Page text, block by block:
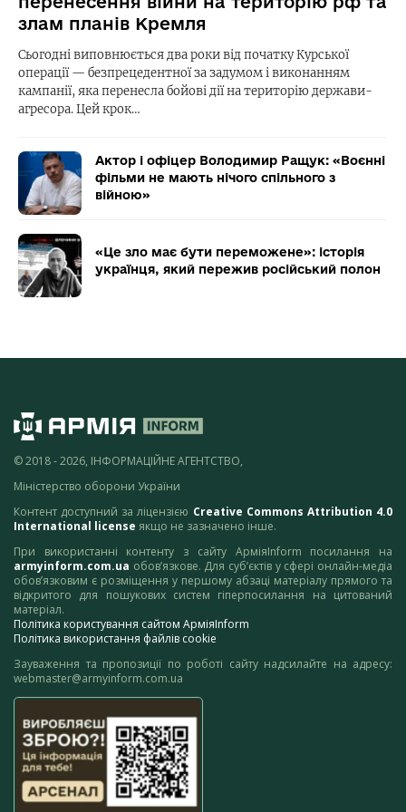
злам планів Кремля
Сьогодні виповнюється два роки від початку Курської
операції — безпрецедентної за задумом і виконанням
кампанії, яка перенесла бойові дії на територію держави-
агресора. Цей крок…
Актор і офіцер Володимир Ращук: «Воєнні
фільми не мають нічого спільного з
війною»
«Це зло має бути переможене»: історія
українця, який пережив російський полон
© 2018 - 2026, ІНФОРМАЦІЙНЕ АГЕНТСТВО,
Міністерство оборони України
Контент доступний за ліцензією Creative Commons Attribution 4.0
International license якщо не зазначено інше.
При використанні контенту з сайту АрміяInform посилання на
armyinform.com.ua обов’язкове. Для суб’єктів у сфері онлайн-медіа
обов’язковим є розміщення у першому абзаці матеріалу прямого та
відкритого для пошукових систем гіперпосилання на цитований
матеріал.
Політика користування сайтом АрміяInform
Політика використання файлів cookie
Зауваження та пропозиції по роботі сайту надсилайте на адресу:
webmaster@armyinform.com.ua